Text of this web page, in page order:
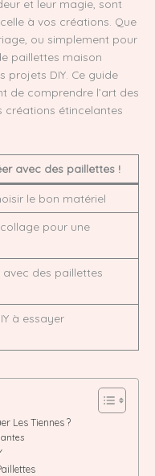
et leur magie, sont
à vos créations. Que
ou simplement pour
paillettes maison
projets DIY. Ce guide
de comprendre l’art des
créations étincelantes
avec des paillettes !
le bon matériel
pour une
avec des paillettes
à essayer
Les Tiennes ?